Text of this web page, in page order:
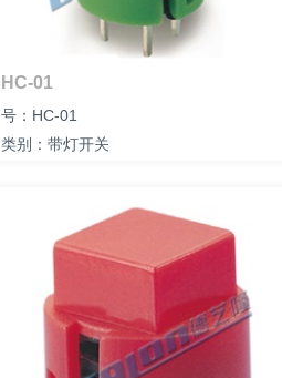
HC-01
号：HC-01
类别：带灯开关